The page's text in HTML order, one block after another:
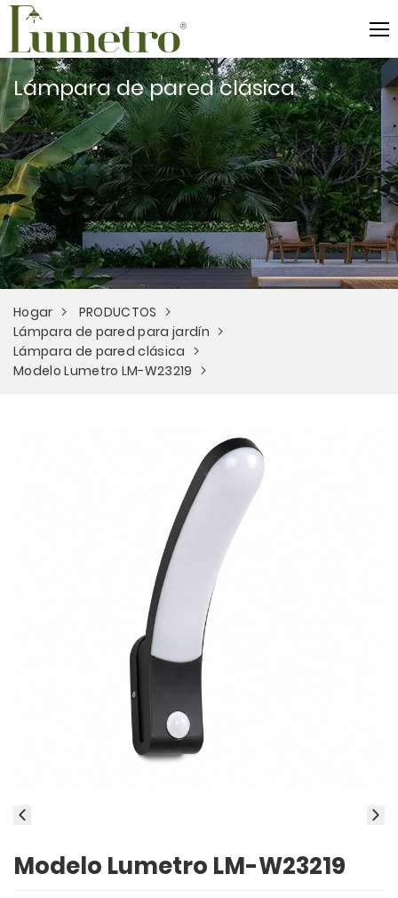
Lámpara de pared clásica
Hogar
PRODUCTOS
Lámpara de pared para jardín
Lámpara de pared clásica
Modelo Lumetro LM-W23219
Modelo Lumetro LM-W23219